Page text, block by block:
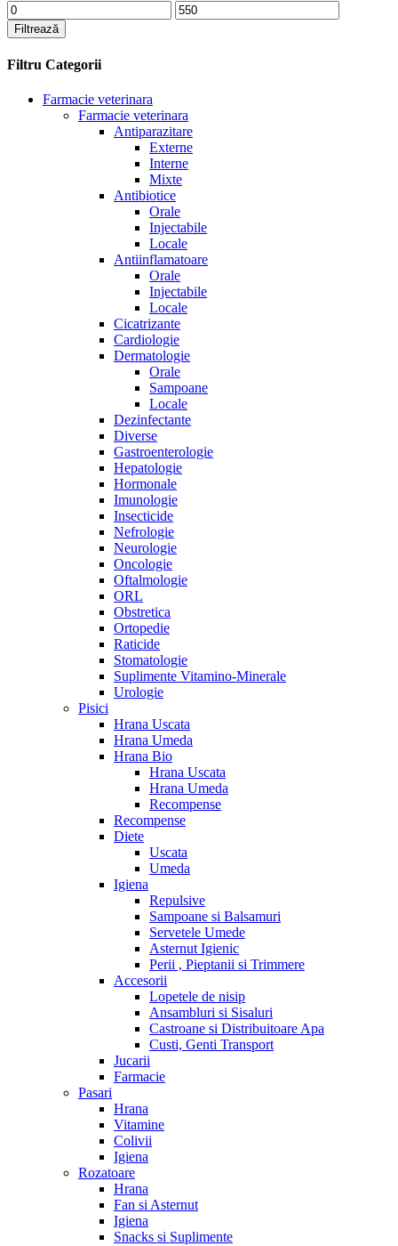
Preț
minim
Preț
maxim
Filtrează
Filtru Categorii
Farmacie veterinara
Farmacie veterinara
Antiparazitare
Externe
Interne
Mixte
Antibiotice
Orale
Injectabile
Locale
Antiinflamatoare
Orale
Injectabile
Locale
Cicatrizante
Cardiologie
Dermatologie
Orale
Sampoane
Locale
Dezinfectante
Diverse
Gastroenterologie
Hepatologie
Hormonale
Imunologie
Insecticide
Nefrologie
Neurologie
Oncologie
Oftalmologie
ORL
Obstretica
Ortopedie
Raticide
Stomatologie
Suplimente Vitamino-Minerale
Urologie
Pisici
Hrana Uscata
Hrana Umeda
Hrana Bio
Hrana Uscata
Hrana Umeda
Recompense
Recompense
Diete
Uscata
Umeda
Igiena
Repulsive
Sampoane si Balsamuri
Servetele Umede
Asternut Igienic
Perii , Pieptanii si Trimmere
Accesorii
Lopetele de nisip
Ansambluri si Sisaluri
Castroane si Distribuitoare Apa
Custi, Genti Transport
Jucarii
Farmacie
Pasari
Hrana
Vitamine
Colivii
Igiena
Rozatoare
Hrana
Fan si Asternut
Igiena
Snacks si Suplimente